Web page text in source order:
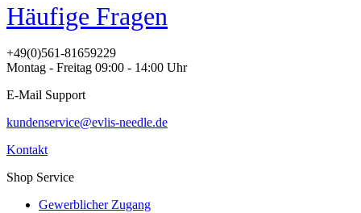
Häufige Fragen
+49(0)561-81659229
Montag - Freitag 09:00 - 14:00 Uhr
E-Mail Support
kundenservice@evlis-needle.de
Kontakt
Shop Service
Gewerblicher Zugang